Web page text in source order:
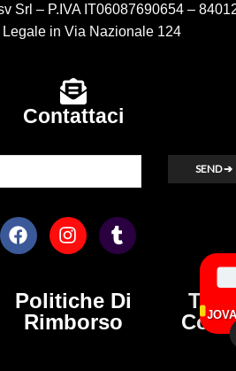
Srl – P.IVA IT06087690654 –
Legale in Via Nazionale 124
Contattaci
Politiche Di
Rimborso
🔥 ULTIMI POSTI RIMASTI: